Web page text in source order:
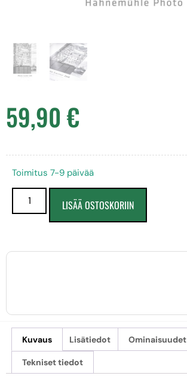
59,90€
Toimitus 7-9 päivää
LISÄÄ OSTOSKORIIN
Kuvaus Lisätiedot Ominaisuudet
Tekniset tiedot